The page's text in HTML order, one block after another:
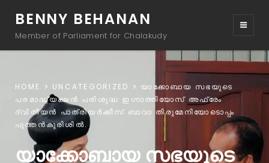
BENNY BEHANAN
Member of Parliament for Chalakudy
HOME UNCATEGORIZED
യാക്കോബായ സഭയുടെ
പരമാദ്ധ്യക്ഷൻ പരിശുദ്ധ ഇഗ്നാത്തിയോസ് അഫ്രേം
ദ്വിതീയൻ പാത്രിയർക്കീസ് ബാവാ തിരുമേനിയോടൊപ്പം
പുത്തൻകുരിശിൽ.
യാക്കോബായ സഭയുടെ